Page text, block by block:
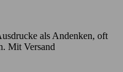
als Andenken, oft
Mit Versand